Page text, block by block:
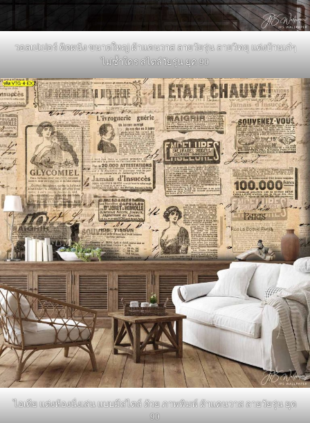
วอลเปเปอร์ ติดผนัง ขนาดใหญ่ ผ้าแคนวาส ลายวัยรุ่น ลายวิทยุ แต่งบ้านเก๋ๆ
ไม่ซ้ำใคร สไตล์วัยรุ่น ยุค 90
ไอเดีย แต่งห้องนั่งเล่น แบบมีสไตล์ ด้วย ภาพพิมพ์ ผ้าแคนวาส ลายวัยรุ่น ยุค
90